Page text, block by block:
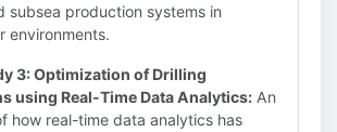
subsea production systems in
environments.
3: Optimization of Drilling
using Real-Time Data Analytics: An
how real-time data analytics has